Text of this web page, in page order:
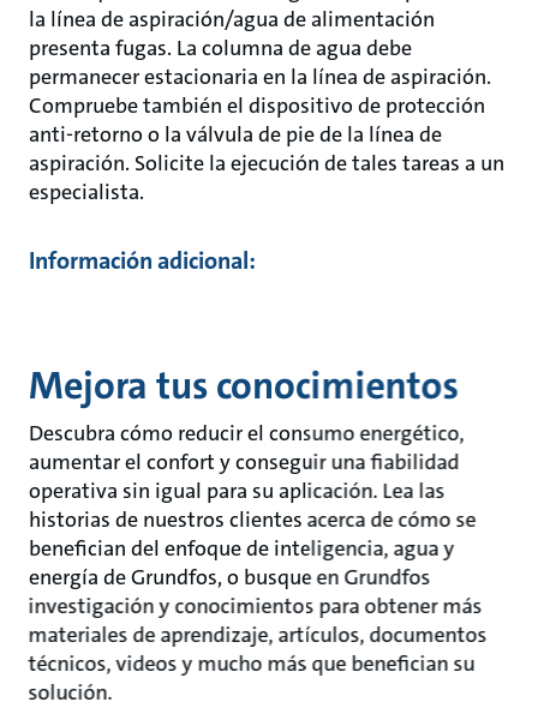
la línea de aspiración/agua de alimentación
presenta fugas. La columna de agua debe
permanecer estacionaria en la línea de aspiración.
Compruebe también el dispositivo de protección
anti-retorno o la válvula de pie de la línea de
aspiración. Solicite la ejecución de tales tareas a un
especialista.
Información adicional:
Mejora tus conocimientos
Descubra cómo reducir el consumo energético,
aumentar el confort y conseguir una fiabilidad
operativa sin igual para su aplicación. Lea las
historias de nuestros clientes acerca de cómo se
benefician del enfoque de inteligencia, agua y
energía de Grundfos, o busque en Grundfos
investigación y conocimientos para obtener más
materiales de aprendizaje, artículos, documentos
técnicos, videos y mucho más que benefician su
solución.